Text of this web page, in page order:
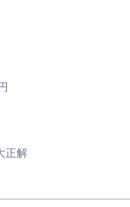
正解